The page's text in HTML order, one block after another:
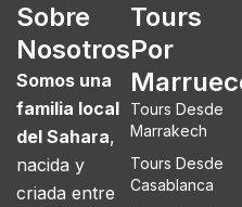
Sobre
Nosotros
Somos una
familia local
del Sahara,
nacida y
criada entre
Tours
Por
Tours Desde
Marrakech
Tours Desde
Casablanca